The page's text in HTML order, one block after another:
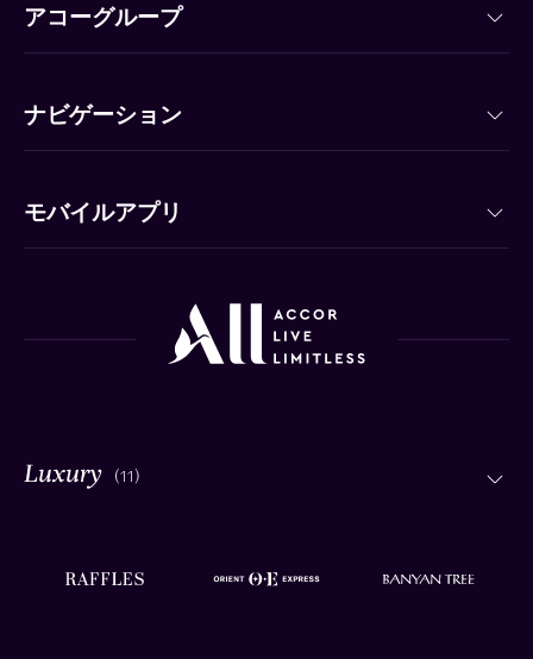
アコーグループ
ナビゲーション
モバイルアプリ
(11)